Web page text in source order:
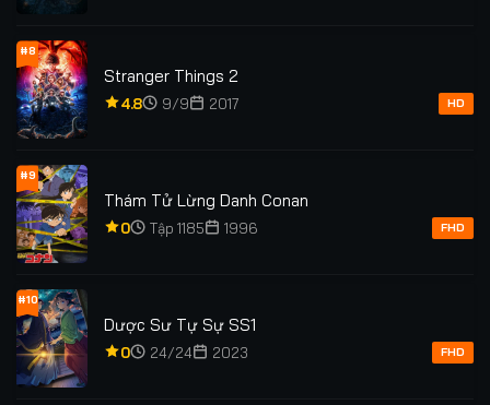
#8
Stranger Things 2
4.8 9/9 2017 HD
#9
Thám Tử Lừng Danh Conan
0 Tập 1185 1996 FHD
#10
Dược Sư Tự Sự SS1
0 24/24 2023 FHD